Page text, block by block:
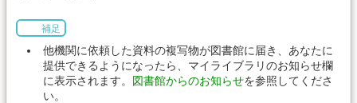
補足
他機関に依頼した資料の複写物が図書館に届き、あなたに
提供できるようになったら、マイライブラリのお知らせ欄
に表示されます。 図書館からのお知らせを参照してくださ
い。